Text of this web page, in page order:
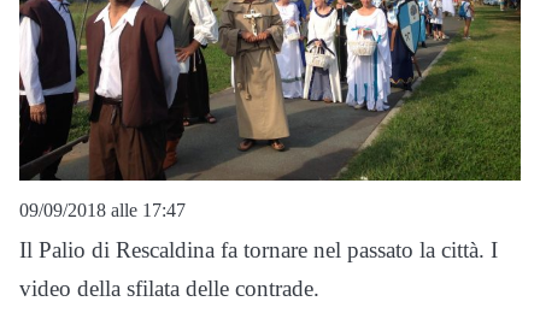
09/09/2018 alle 17:47
Il Palio di Rescaldina fa tornare nel passato la città. I
video della sfilata delle contrade.